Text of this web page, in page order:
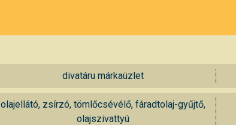
divatáru márkaüzlet
olajellátó, zsírzó, tömlőcsévélő, fáradtolaj-gyűjtő,
olajszivattyú